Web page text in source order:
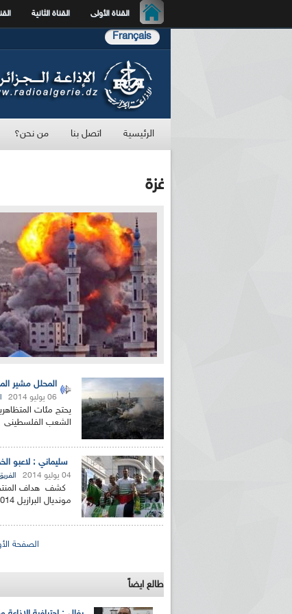
القناة الأولى القناة الثانية
Français
الرئيسية اتصل بنا من نحن؟
غزة
المحلل مشير
06 يوليو 2014
يحتج مئات
الشعب
سليماني : لاعبو
04 يوليو 2014
كشف هداف
مونديال البرازيل 2014 لصالح الشعب الفلسطيني. وأكد سليماني...
الصفحة
طالع ايضاً